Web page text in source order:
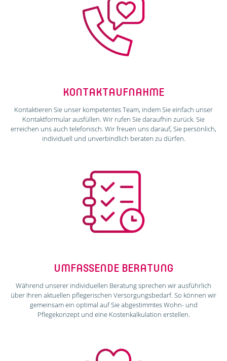
KONTAKTAUFNAHME
Kontaktieren Sie unser kompetentes Team, indem Sie einfach unser
Kontaktformular ausfüllen. Wir rufen Sie daraufhin zurück. Sie
erreichen uns auch telefonisch. Wir freuen uns darauf, Sie persönlich,
individuell und unverbindlich beraten zu dürfen.
UMFASSENDE BERATUNG
Während unserer individuellen Beratung sprechen wir ausführlich
über Ihren aktuellen pflegerischen Versorgungsbedarf. So können wir
gemeinsam ein optimal auf Sie abgestimmtes Wohn- und
Pflegekonzept und eine Kostenkalkulation erstellen.